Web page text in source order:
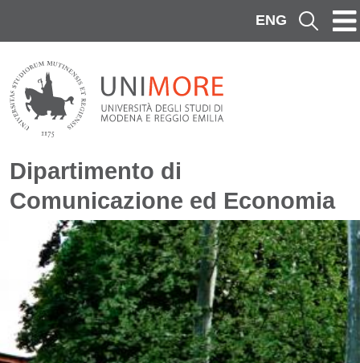
ENG Cerca
Dipartimento di
Comunicazione ed Economia
Immagine